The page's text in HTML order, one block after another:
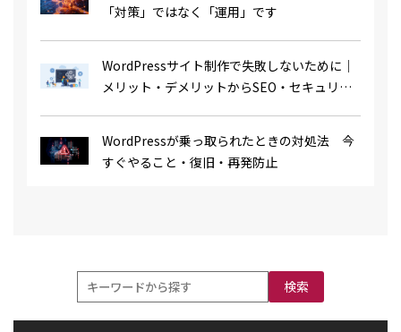
「対策」ではなく「運用」です
WordPressサイト制作で失敗しないために｜
メリット・デメリットからSEO・セキュリテ
WordPressが乗っ取られたときの対処法 今
すぐやること・復旧・再発防止
検索